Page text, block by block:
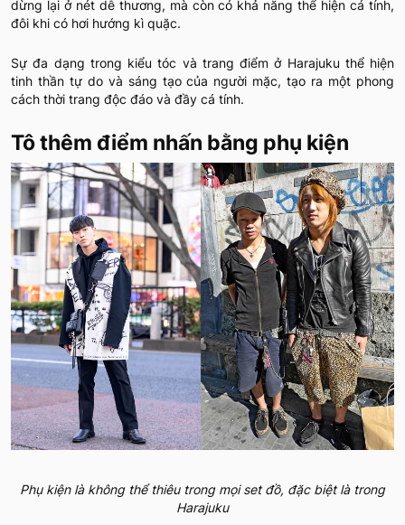
dừng lại ở nét dễ thương, mà còn có khả năng thể hiện cá tính,
đôi khi có hơi hướng kì quặc.
Sự đa dạng trong kiểu tóc và trang điểm ở Harajuku thể hiện
tinh thần tự do và sáng tạo của người mặc, tạo ra một phong
cách thời trang độc đáo và đầy cá tính.
Tô thêm điểm nhấn bằng phụ kiện
Phụ kiện là không thể thiêu trong mọi set đồ, đặc biệt là trong
Harajuku